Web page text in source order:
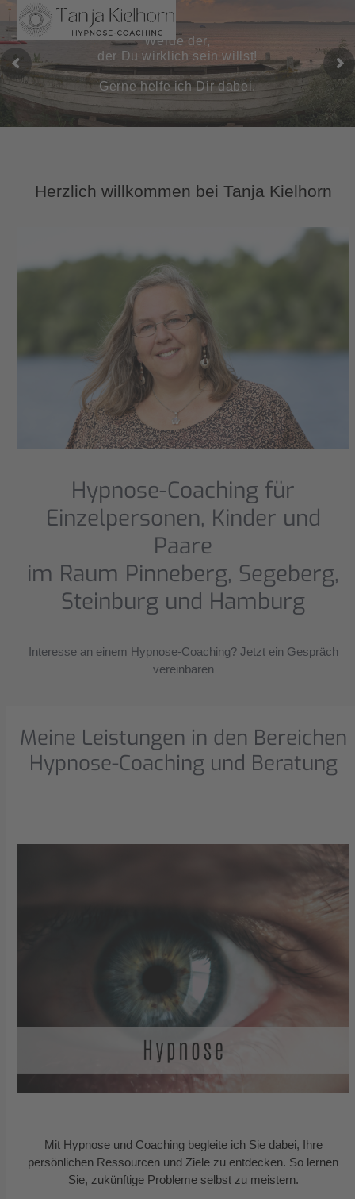
Skip
to
content
Open
mobile
menu
Close
mobile
menu
Werde der,
der Du wirklich sein willst!
Gerne helfe ich Dir dabei.
Herzlich willkommen bei Tanja Kielhorn
Hypnose-Coaching für
Einzelpersonen, Kinder und
Paare
im Raum Pinneberg, Segeberg,
Steinburg und Hamburg
Interesse an einem Hypnose-Coaching? Jetzt ein Gespräch
vereinbaren
Meine Leistungen in den Bereichen
Hypnose-Coaching und Beratung
Mit Hypnose und Coaching begleite ich Sie dabei, Ihre
persönlichen Ressourcen und Ziele zu entdecken. So lernen
Sie, zukünftige Probleme selbst zu meistern.